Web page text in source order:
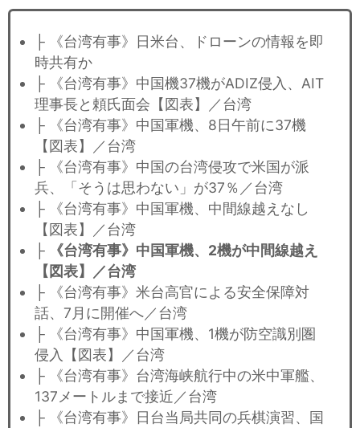
├ 《台湾有事》日米台、ドローンの情報を即
時共有か
├ 《台湾有事》中国機37機がADIZ侵入、AIT
理事長と頼氏面会【図表】／台湾
├ 《台湾有事》中国軍機、8日午前に37機
【図表】／台湾
├ 《台湾有事》中国の台湾侵攻で米国が派
兵、「そうは思わない」が37％／台湾
├ 《台湾有事》中国軍機、中間線越えなし
【図表】／台湾
├
《台湾有事》中国軍機、2機が中間線越え
【図表】／台湾
├ 《台湾有事》米台高官による安全保障対
話、7月に開催へ／台湾
├ 《台湾有事》中国軍機、1機が防空識別圏
侵入【図表】／台湾
├ 《台湾有事》台湾海峡航行中の米中軍艦、
137メートルまで接近／台湾
├ 《台湾有事》日台当局共同の兵棋演習、国